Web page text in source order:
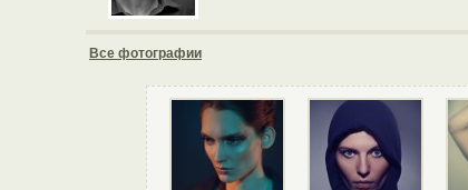
Все фотографии